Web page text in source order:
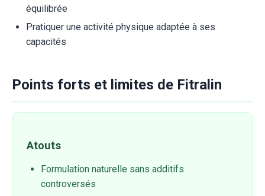
équilibrée
Pratiquer une activité physique adaptée à ses
capacités
Points forts et limites de Fitralin
Atouts
Formulation naturelle sans additifs
controversés